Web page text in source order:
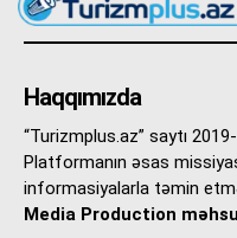
Haqqımızda
“Turizmplus.az” saytı
Platformanın əsas
informasiyalarla təmin
Media Production